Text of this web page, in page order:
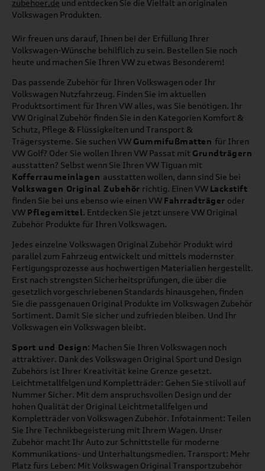
zubehoer.de und entdecken Sie die Vielfalt an originalen
Volkswagen Produkten.
Wir freuen uns darauf, Ihnen bei der Erfüllung Ihrer
Volkswagen-Wünsche behilflich zu sein. Bestellen Sie noch
heute und machen Sie Ihren VW zu etwas Besonderem!
Das passende Zubehör für Ihren Volkswagen oder Ihr
Volkswagen Nutzfahrzeug. Finden Sie im aktuellen
Produktsortiment für Ihren VW alles, was Sie benötigen. Ihr
VW Original Zubehör finden Sie in den Kategorien Komfort &
Schutz, Pflege & Flüssigkeiten und Transport &
Trägersysteme. Sie suchen VW Gummifußmatten für Ihren
VW Golf? Oder Sie wollen Ihren VW Passat mit Grundträgern
ausstatten? Selbst wenn Sie Ihren VW Tiguan mit
Kofferraumeinlagen ausstatten wollen, dann sind Sie bei
Volkswagen Original Zubehör richtig. Einen VW Lackstift
finden Sie bei uns ebenso wie einen VW Fahrradträger oder
VW Pflegemittel. Entdecken Sie jetzt unsere VW Original
Zubehör Produkte für Ihren Volkswagen.
Jedes einzelne Volkswagen Original Zubehör Produkt wird
parallel zum Fahrzeug entwickelt und mittels modernster
Fertigungsprozesse aus hochwertigen Materialien hergestellt.
Erst nach strengsten Sicherheitsprüfungen, die über die
gesetzlich vorgeschriebenen Standards hinausgehen, finden
Sie die passgenauen Original Produkte im Volkswagen Zubehör
Sortiment. Damit Sie sicher und zufrieden bleiben. Und Ihr
Volkswagen ein Volkswagen bleibt.
Sport und Design: Machen Sie Ihren Volkswagen noch
attraktiver. Dank des Volkswagen Original Sport und Design
Zubehörs ist Ihrer Kreativität keine Grenze gesetzt.
Leichtmetallfelgen und Kompletträder: Gehen Sie stilvoll auf
Nummer Sicher. Mit dem anspruchsvollen Design und der
hohen Qualität der Original Leichtmetallfelgen und
Kompletträder von Volkswagen Zubehör. Infotainment: Teilen
Sie Ihre Technikbegeisterung mit Ihrem Wagen. Unser
Zubehör macht Ihr Auto zur Schnittstelle für moderne
Kommunikations- und Unterhaltungsmedien. Transport: Mehr
Platz fürs Leben: Mit Volkswagen Original Transportzubehör